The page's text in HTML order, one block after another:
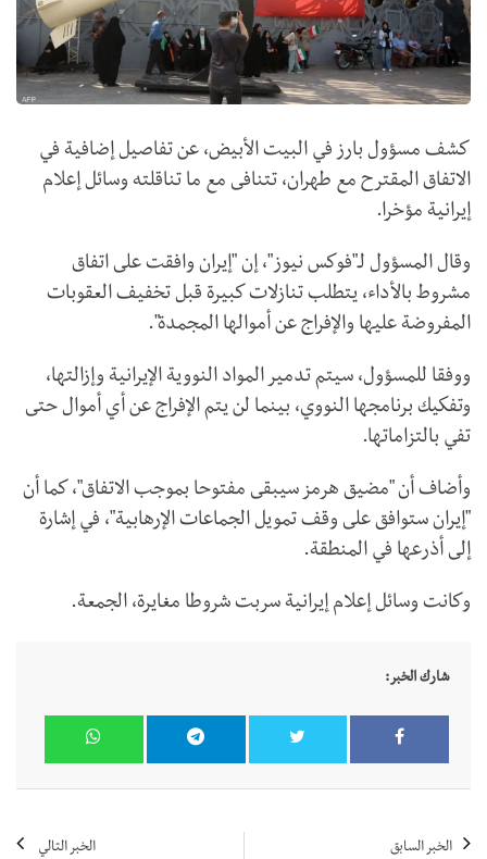
كشف مسؤول بارز في البيت الأبيض، عن تفاصيل إضافية في
الاتفاق المقترح مع طهران، تتنافى مع ما تناقلته وسائل إعلام
إيرانية مؤخرا.
وقال المسؤول لـ"فوكس نيوز"، إن "إيران وافقت على اتفاق
مشروط بالأداء، يتطلب تنازلات كبيرة قبل تخفيف العقوبات
المفروضة عليها والإفراج عن أموالها المجمدة".
ووفقا للمسؤول، سيتم تدمير المواد النووية الإيرانية وإزالتها،
وتفكيك برنامجها النووي، بينما لن يتم الإفراج عن أي أموال حتى
تفي بالتزاماتها.
وأضاف أن "مضيق هرمز سيبقى مفتوحا بموجب الاتفاق"، كما أن
"إيران ستوافق على وقف تمويل الجماعات الإرهابية"، في إشارة
إلى أذرعها في المنطقة.
وكانت وسائل إعلام إيرانية سربت شروطا مغايرة، الجمعة.
شارك الخبر:
الخبر السابق الخبر التالي